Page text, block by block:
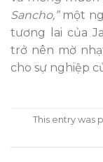
Sancho,”một
tương lai của
trở nên mờ
cho sự nghiệp
This entry was